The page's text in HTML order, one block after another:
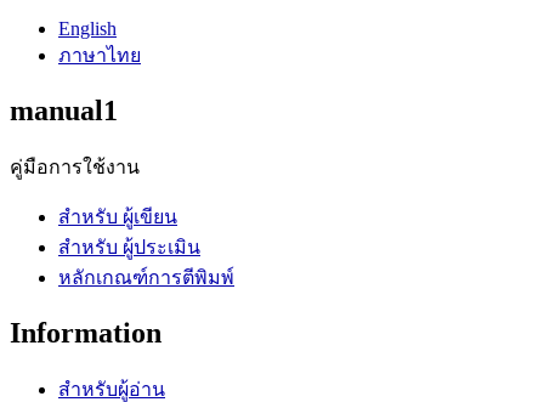
English
ภาษาไทย
manual1
คู่มือการใช้งาน
สำหรับ ผู้เขียน
สำหรับ ผู้ประเมิน
หลักเกณฑ์การตีพิมพ์
Information
สำหรับผู้อ่าน